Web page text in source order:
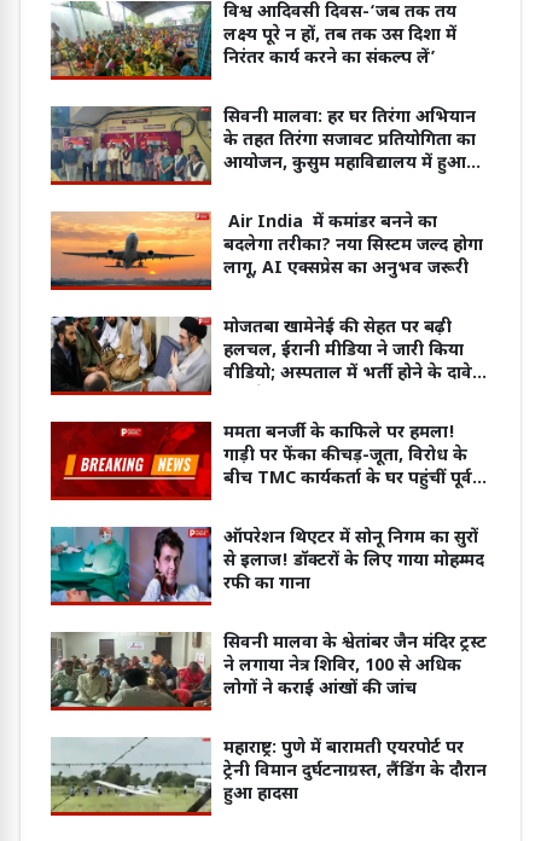
विश्व आदिवसी दिवस-‘जब तक तय
लक्ष्य पूरे न हों, तब तक उस दिशा में
निरंतर कार्य करने का संकल्प लें’
सिवनी मालवा: हर घर तिरंगा अभियान
के तहत तिरंगा सजावट प्रतियोगिता का
आयोजन, कुसुम महाविद्यालय में हुआ
Air India में कमांडर बनने का
बदलेगा तरीका? नया सिस्टम जल्द होगा
लागू, AI एक्सप्रेस का अनुभव जरूरी
मोजतबा खामेनेई की सेहत पर बढ़ी
हलचल, ईरानी मीडिया ने जारी किया
वीडियो; अस्पताल में भर्ती होने के दावे
ममता बनर्जी के काफिले पर हमला!
गाड़ी पर फेंका कीचड़-जूता, विरोध के
बीच TMC कार्यकर्ता के घर पहुंचीं पूर्व
ऑपरेशन थिएटर में सोनू निगम का सुरों
से इलाज! डॉक्टरों के लिए गाया मोहम्मद
रफी का गाना
सिवनी मालवा के श्वेतांबर जैन मंदिर ट्रस्ट
ने लगाया नेत्र शिविर, 100 से अधिक
लोगों ने कराई आंखों की जांच
महाराष्ट्र: पुणे में बारामती एयरपोर्ट पर
ट्रेनी विमान दुर्घटनाग्रस्त, लैंडिंग के दौरान
हुआ हादसा